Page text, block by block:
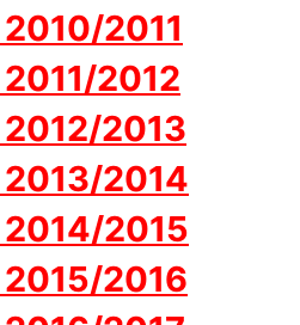
2011
2012
2013
2014
2015
2016